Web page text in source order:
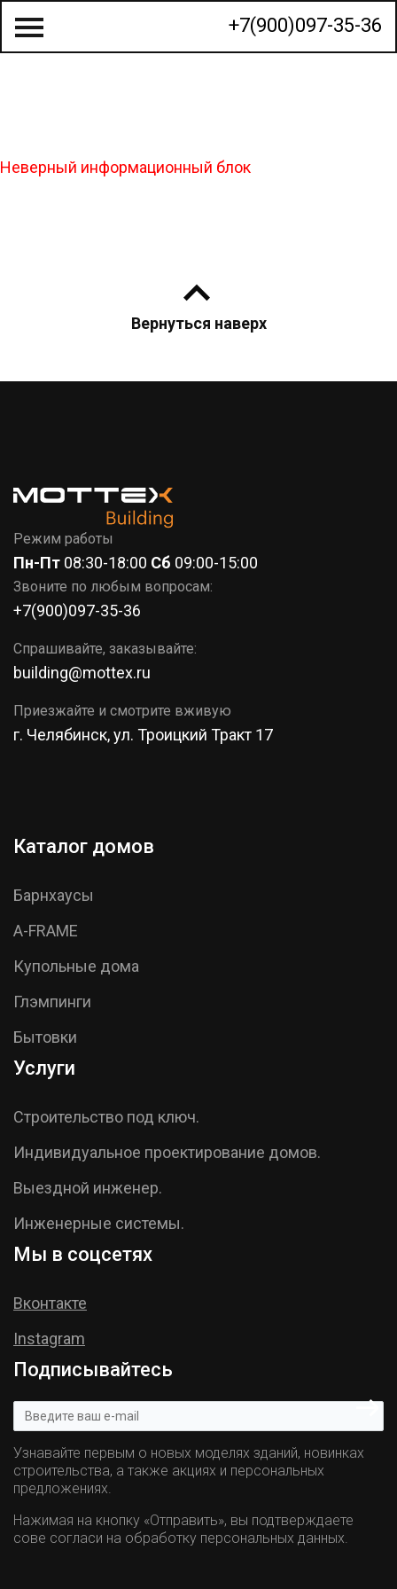
+7(900)097-35-36
СТРОИТЕЛЬСТВО ДОМОВ
Неверный информационный блок
Вернуться наверх
Режим работы
Пн-Пт 08:30-18:00 Сб 09:00-15:00
Звоните по любым вопросам:
+7(900)097-35-36
Спрашивайте, заказывайте:
building@mottex.ru
Приезжайте и смотрите вживую
г. Челябинск, ул. Троицкий Тракт 17
Каталог домов
Барнхаусы
A-FRAME
Купольные дома
Глэмпинги
Бытовки
Услуги
Строительство под ключ.
Индивидуальное проектирование домов.
Выездной инженер.
Инженерные системы.
Мы в соцсетях
Вконтакте
Instagram
Подписывайтесь
Узнавайте первым о новых моделях зданий, новинках
строительства, а также акциях и персональных
предложениях.
Нажимая на кнопку «Отправить», вы подтверждаете
сове согласи на обработку персональных данных.